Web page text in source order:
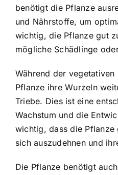
benötigt die Pflanze
und Nährstoffe, um
wichtig, die Pflanze gut
mögliche Schädlinge
Während der
Pflanze ihre Wurzeln
Triebe. Dies ist eine
Wachstum und die
wichtig, dass die Pflanze
sich auszudehnen und
Die Pflanze benötigt